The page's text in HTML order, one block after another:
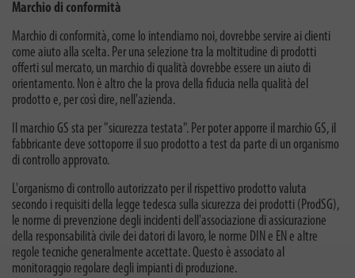
Marchio di conformità
Marchio di conformità, come lo intendiamo noi, dovrebbe servire ai clienti
come aiuto alla scelta. Per una selezione tra la moltitudine di prodotti
offerti sul mercato, un marchio di qualità dovrebbe essere un aiuto di
orientamento. Non è altro che la prova della fiducia nella qualità del
prodotto e, per così dire, nell'azienda.
Il marchio GS sta per "sicurezza testata". Per poter apporre il marchio GS, il
fabbricante deve sottoporre il suo prodotto a test da parte di un organismo
di controllo approvato.
L'organismo di controllo autorizzato per il rispettivo prodotto valuta
secondo i requisiti della legge tedesca sulla sicurezza dei prodotti (ProdSG),
le norme di prevenzione degli incidenti dell'associazione di assicurazione
della responsabilità civile dei datori di lavoro, le norme DIN e EN e altre
regole tecniche generalmente accettate. Questo è associato al
monitoraggio regolare degli impianti di produzione.